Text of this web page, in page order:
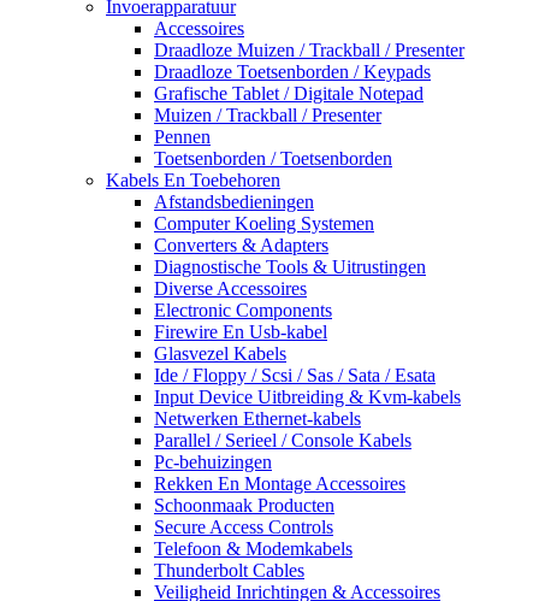
Invoerapparatuur
Accessoires
Draadloze Muizen / Trackball / Presenter
Draadloze Toetsenborden / Keypads
Grafische Tablet / Digitale Notepad
Muizen / Trackball / Presenter
Pennen
Toetsenborden / Toetsenborden
Kabels En Toebehoren
Afstandsbedieningen
Computer Koeling Systemen
Converters & Adapters
Diagnostische Tools & Uitrustingen
Diverse Accessoires
Electronic Components
Firewire En Usb-kabel
Glasvezel Kabels
Ide / Floppy / Scsi / Sas / Sata / Esata
Input Device Uitbreiding & Kvm-kabels
Netwerken Ethernet-kabels
Parallel / Serieel / Console Kabels
Pc-behuizingen
Rekken En Montage Accessoires
Schoonmaak Producten
Secure Access Controls
Telefoon & Modemkabels
Thunderbolt Cables
Veiligheid Inrichtingen & Accessoires